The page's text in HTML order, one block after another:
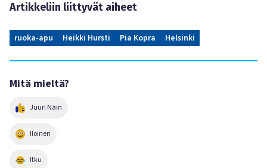
Artikkeliin liittyvät aiheet
ruoka-apu Heikki Hursti Pia Kopra Helsinki
Mitä mieltä?
Juuri Näin
Iloinen
Itku